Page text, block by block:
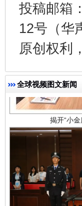
投稿邮箱
12号（华
原创权利
全球视频图文新闻
受贿1.44亿